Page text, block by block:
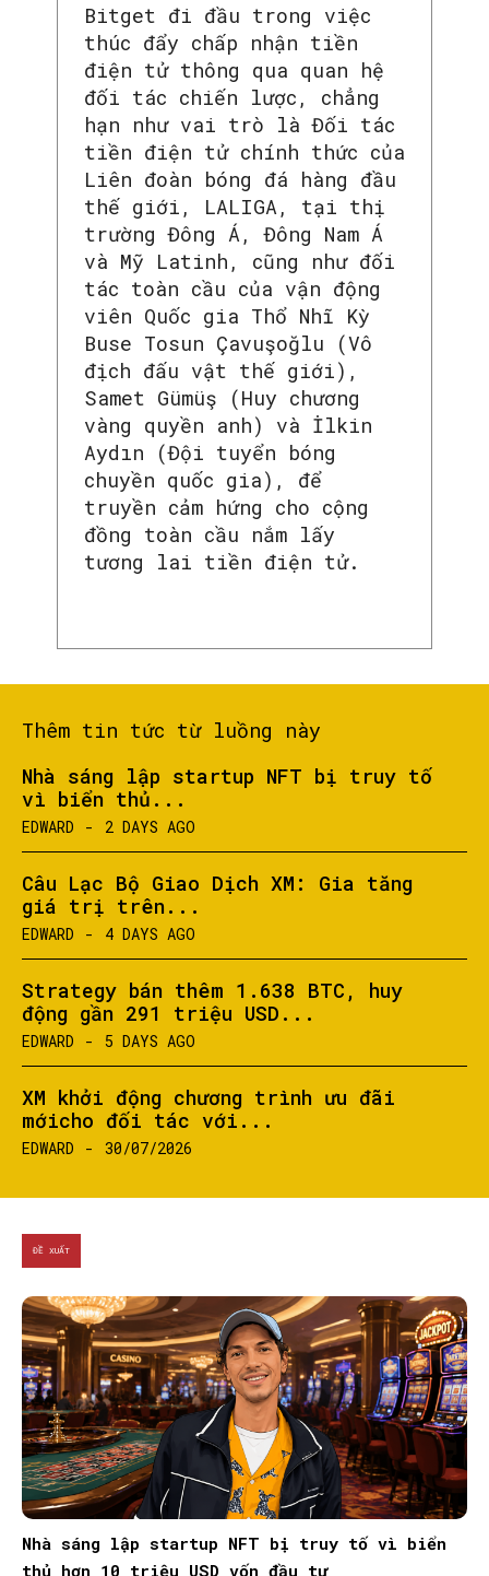
Bitget đi đầu trong việc
thúc đẩy chấp nhận tiền
điện tử thông qua quan hệ
đối tác chiến lược, chẳng
hạn như vai trò là Đối tác
tiền điện tử chính thức của
Liên đoàn bóng đá hàng đầu
thế giới, LALIGA, tại thị
trường Đông Á, Đông Nam Á
và Mỹ Latinh, cũng như đối
tác toàn cầu của vận động
viên Quốc gia Thổ Nhĩ Kỳ
Buse Tosun Çavuşoğlu (Vô
địch đấu vật thế giới),
Samet Gümüş (Huy chương
vàng quyền anh) và İlkin
Aydın (Đội tuyển bóng
chuyền quốc gia), để
truyền cảm hứng cho cộng
đồng toàn cầu nắm lấy
tương lai tiền điện tử.
Thêm tin tức từ luồng này
Nhà sáng lập startup NFT bị truy tố
vì biển thủ...
EDWARD - 2 DAYS AGO
Câu Lạc Bộ Giao Dịch XM: Gia tăng
giá trị trên...
EDWARD - 4 DAYS AGO
Strategy bán thêm 1.638 BTC, huy
động gần 291 triệu USD...
EDWARD - 5 DAYS AGO
XM khởi động chương trình ưu đãi
mớicho đối tác với...
EDWARD - 30/07/2026
ĐỀ XUẤT
Nhà sáng lập startup NFT bị truy tố vì biển
thủ hơn 10 triệu USD vốn đầu tư